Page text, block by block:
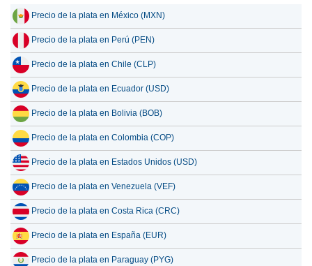
16 julio 2026 3,432.69
15 julio 2026 3,552.28
14 julio 2026 3,621.67
13 julio 2026 3,538.09
12 julio 2026 3,668.48
11 julio 2026 3,667.79
10 julio 2026 3,664.97
9 julio 2026 3,723.94
Precio de la plata en México (MXN)
Precio de la plata en Perú (PEN)
Precio de la plata en Chile (CLP)
Precio de la plata en Ecuador (USD)
Precio de la plata en Bolivia (BOB)
Precio de la plata en Colombia (COP)
Precio de la plata en Estados Unidos (USD)
Precio de la plata en Venezuela (VEF)
Precio de la plata en Costa Rica (CRC)
Precio de la plata en España (EUR)
Precio de la plata en Paraguay (PYG)